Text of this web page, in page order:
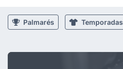
Palmarés Temporadas